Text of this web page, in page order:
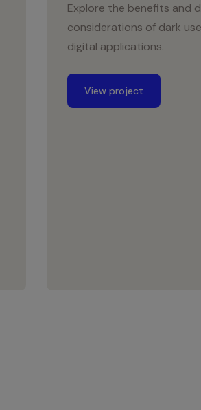
Explore the benefits and
considerations of dark
digital applications.
View project